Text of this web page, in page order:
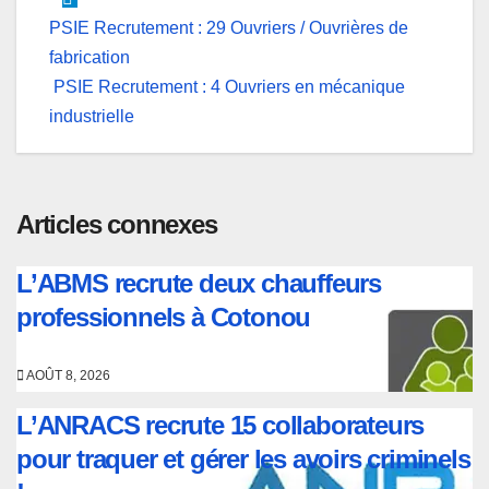
Navigation
de
l’article
PSIE Recrutement : 29 Ouvriers / Ouvrières de
fabrication
PSIE Recrutement : 4 Ouvriers en mécanique
industrielle
Articles connexes
L’ABMS recrute deux chauffeurs
professionnels à Cotonou
AOÛT 8, 2026
L’ANRACS recrute 15 collaborateurs
pour traquer et gérer les avoirs criminels